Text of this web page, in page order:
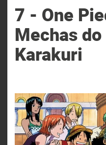
7 - One
Mechas
Karakuri